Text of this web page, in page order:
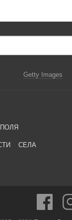
Getty Images
ПОЛЯ
СЕЛА